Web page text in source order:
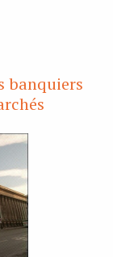
banquiers